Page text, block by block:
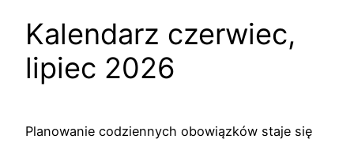
Kalendarz czerwiec,
lipiec 2026
Planowanie codziennych obowiązków staje się